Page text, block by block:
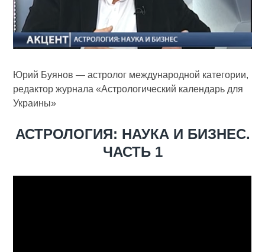
Юрий Буянов — астролог международной категории,
редактор журнала «Астрологический календарь для
Украины»
АСТРОЛОГИЯ: НАУКА И БИЗНЕС.
ЧАСТЬ 1